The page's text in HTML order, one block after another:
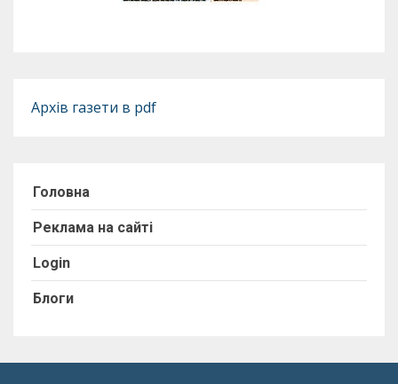
Архів газети в pdf
Головна
Реклама на сайті
Login
Блоги